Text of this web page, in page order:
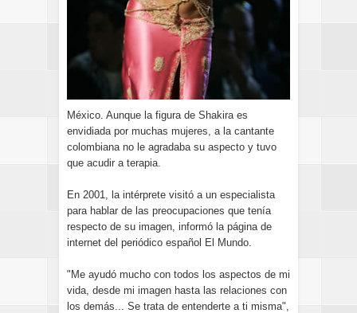
México. Aunque la figura de Shakira es
envidiada por muchas mujeres, a la cantante
colombiana no le agradaba su aspecto y tuvo
que acudir a terapia.
En 2001, la intérprete visitó a un especialista
para hablar de las preocupaciones que tenía
respecto de su imagen, informó la página de
internet del periódico español El Mundo.
"Me ayudó mucho con todos los aspectos de mi
vida, desde mi imagen hasta las relaciones con
los demás... Se trata de entenderte a ti misma",